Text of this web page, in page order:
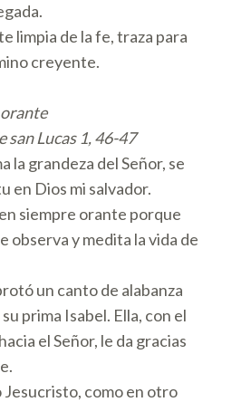
limpia de la fe, traza para
creyente.
san Lucas 1, 46-47
la grandeza del Señor, se
en Dios mi salvador.
siempre orante porque
observa y medita la vida de
un canto de alabanza
prima Isabel. Ella, con el
el Señor, le da gracias
Jesucristo, como en otro